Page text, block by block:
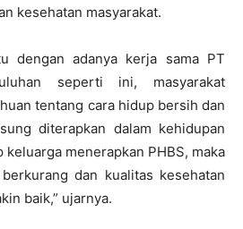
kesehatan masyarakat.
dengan adanya kerja sama PT
seperti ini, masyarakat
tentang cara hidup bersih dan
diterapkan dalam kehidupan
menerapkan PHBS, maka
dan kualitas kesehatan
baik,” ujarnya.